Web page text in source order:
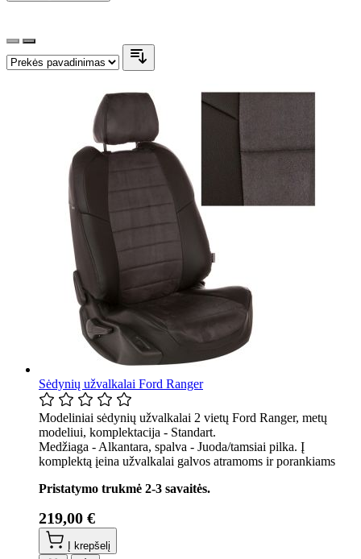
Sėdynių užvalkalai Ford Ranger
Modeliniai sėdynių užvalkalai 2 vietų Ford Ranger, metų
modeliui, komplektacija - Standart.
Medžiaga - Alkantara, spalva - Juoda/tamsiai pilka. Į
komplektą įeina užvalkalai galvos atramoms ir porankiams
Pristatymo trukmė 2-3 savaitės.
219,00 €
Į krepšelį